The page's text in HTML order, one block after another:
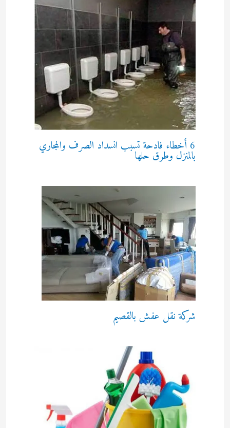
6 أخطاء فادحة تسبب انسداد الصرف والمجاري
بالمنزل وطرق حلها
شركة نقل عفش بالقصيم